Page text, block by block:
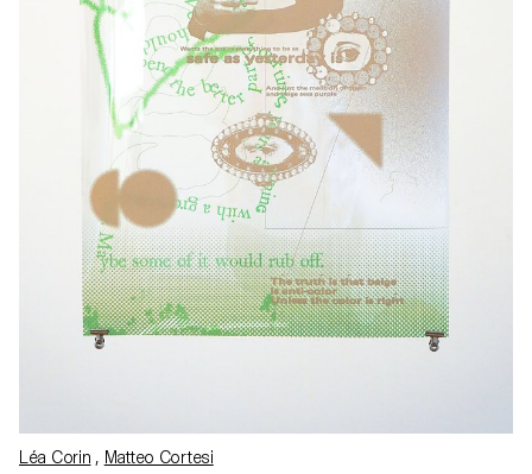
Léa Corin , Matteo Cortesi